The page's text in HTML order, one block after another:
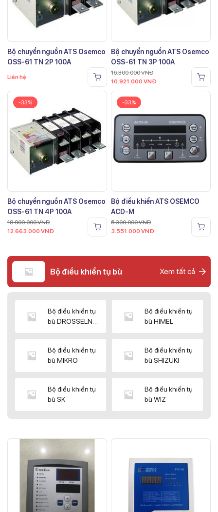
Bộ chuyển nguồn ATS Osemco
OSS-61 TN 2P 100A
Liên hệ
Bộ chuyển nguồn ATS Osemco
OSS-61 TN 3P 100A
16.300.000VNĐ
10.921.000 VNĐ
-33%
Bộ chuyển nguồn ATS Osemco
OSS-61 TN 4P 100A
18.900.000VNĐ
12.663.000 VNĐ
-33%
Bộ điều khiển ATS OSEMCO
ACD-M
5.300.000VNĐ
3.551.000 VNĐ
Bộ điều khiển tụ bù Xem tất cả
Bộ điều khiển tụ
bù DROSSELN
Bộ điều khiển tụ
bù HIMEL
Bộ điều khiển tụ
bù MIKRO
Bộ điều khiển tụ
bù SHIZUKI
Bộ điều khiển tụ
bù SK
Bộ điều khiển tụ
bù WIZ